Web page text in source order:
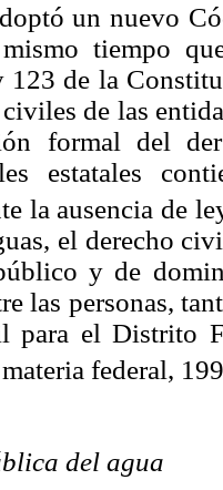
un nuevo
tiempo
123 de la
de las
formal del
estatales
la ausencia de
el derecho
y de
las personas,
para el Distrito
federal,
del agua